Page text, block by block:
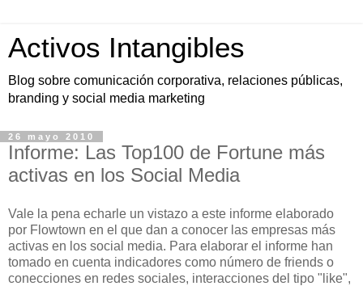
Activos Intangibles
Blog sobre comunicación corporativa, relaciones públicas,
branding y social media marketing
26 mayo 2010
Informe: Las Top100 de Fortune más
activas en los Social Media
Vale la pena echarle un vistazo a este informe elaborado
por Flowtown en el que dan a conocer las empresas más
activas en los social media. Para elaborar el informe han
tomado en cuenta indicadores como número de friends o
conecciones en redes sociales, interacciones del tipo "like",